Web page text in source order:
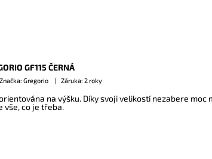
GF115 ČERNÁ
Značka: Gregorio Záruka: 2 roky
na výšku. Díky svoji velikostí nezabere moc
vše, co je třeba.